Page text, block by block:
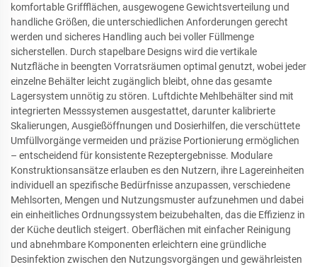
komfortable Griffflächen, ausgewogene Gewichtsverteilung und
handliche Größen, die unterschiedlichen Anforderungen gerecht
werden und sicheres Handling auch bei voller Füllmenge
sicherstellen. Durch stapelbare Designs wird die vertikale
Nutzfläche in beengten Vorratsräumen optimal genutzt, wobei jeder
einzelne Behälter leicht zugänglich bleibt, ohne das gesamte
Lagersystem unnötig zu stören. Luftdichte Mehlbehälter sind mit
integrierten Messsystemen ausgestattet, darunter kalibrierte
Skalierungen, Ausgießöffnungen und Dosierhilfen, die verschüttete
Umfüllvorgänge vermeiden und präzise Portionierung ermöglichen
– entscheidend für konsistente Rezeptergebnisse. Modulare
Konstruktionsansätze erlauben es den Nutzern, ihre Lagereinheiten
individuell an spezifische Bedürfnisse anzupassen, verschiedene
Mehlsorten, Mengen und Nutzungsmuster aufzunehmen und dabei
ein einheitliches Ordnungssystem beizubehalten, das die Effizienz in
der Küche deutlich steigert. Oberflächen mit einfacher Reinigung
und abnehmbare Komponenten erleichtern eine gründliche
Desinfektion zwischen den Nutzungsvorgängen und gewährleisten